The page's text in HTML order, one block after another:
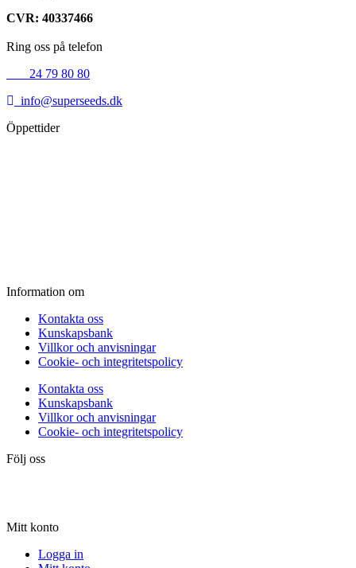
CVR: 40337466
Ring oss på telefon
24 79 80 80
info@superseeds.dk
Öppettider
Information om
Kontakta oss
Kunskapsbank
Villkor och anvisningar
Cookie- och integritetspolicy
Kontakta oss
Kunskapsbank
Villkor och anvisningar
Cookie- och integritetspolicy
Följ oss
Mitt konto
Logga in